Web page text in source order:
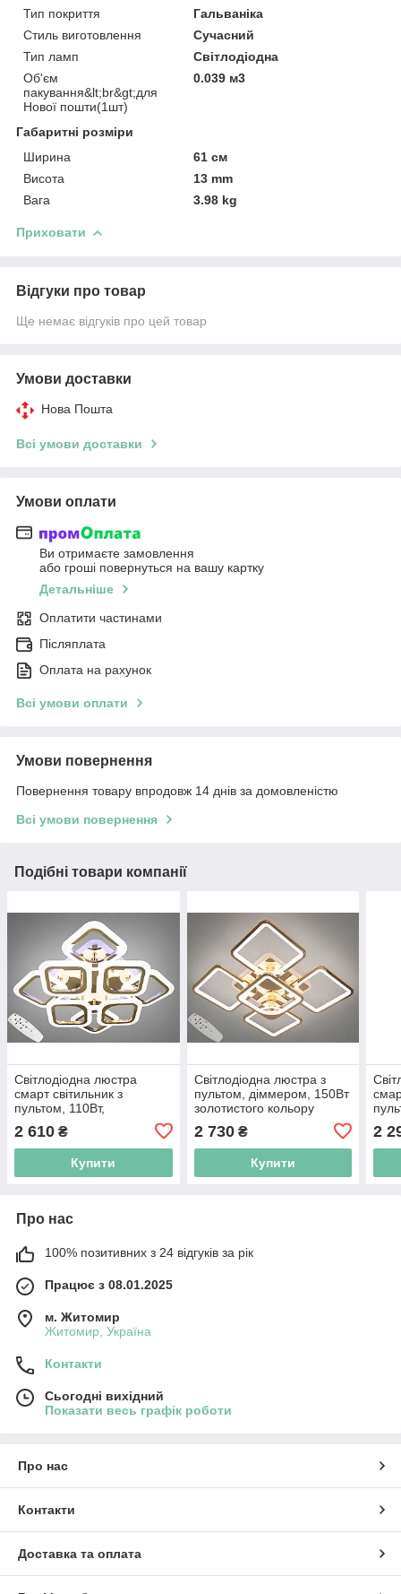
Тип покриття
Гальваніка
Стиль виготовлення
Сучасний
Тип ламп
Світлодіодна
Об'єм
пакування&lt;br&gt;для
Нової пошти(1шт)
0.039 м3
Габаритні розміри
Ширина
61 см
Висота
13 mm
Вага
3.98 kg
Приховати
Відгуки про товар
Ще немає відгуків про цей товар
Умови доставки
Нова Пошта
Всі умови доставки
Умови оплати
Ви отримаєте замовлення
або гроші повернуться на вашу картку
Детальніше
Оплатити частинами
Післяплата
Оплата на рахунок
Всі умови оплати
Умови повернення
Повернення товару впродовж 14 днів за домовленістю
Всі умови повернення
Подібні товари компанії
Світлодіодна люстра
смарт світильник з
пультом, 110Вт,
2 610 ₴
Купити
Світлодіодна люстра з
пультом, діммером, 150Вт
золотистого кольору
2 730₴
Купити
2
Про нас
100% позитивних з 24 відгуків за рік
Працює з 08.01.2025
м. Житомир
Житомир, Україна
Контакти
Сьогодні вихідний
Показати весь графік роботи
Про нас
Контакти
Доставка та оплата